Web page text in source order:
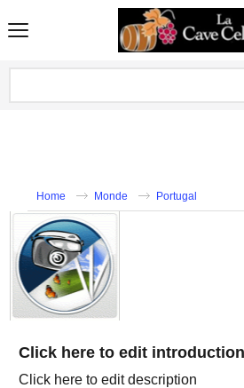
Home Monde Portugal
Click here to edit introduction
Click here to edit description